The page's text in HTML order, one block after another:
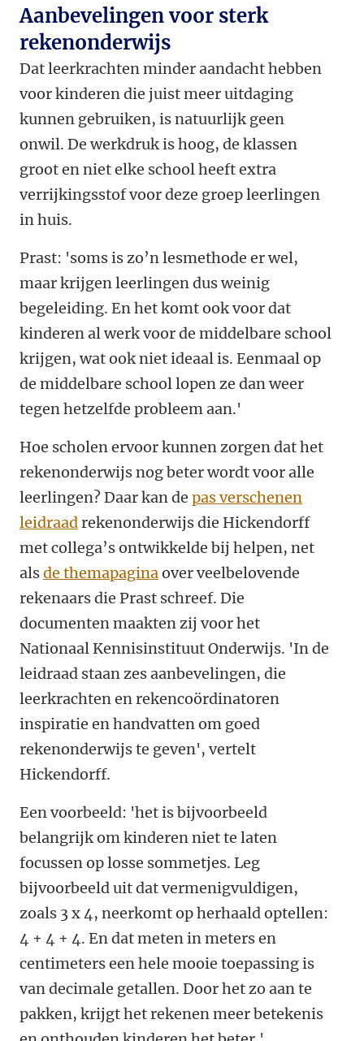
Aanbevelingen voor sterk
rekenonderwijs
Dat leerkrachten minder aandacht hebben
voor kinderen die juist meer uitdaging
kunnen gebruiken, is natuurlijk geen
onwil. De werkdruk is hoog, de klassen
groot en niet elke school heeft extra
verrijkingsstof voor deze groep leerlingen
in huis.
Prast: 'soms is zo’n lesmethode er wel,
maar krijgen leerlingen dus weinig
begeleiding. En het komt ook voor dat
kinderen al werk voor de middelbare school
krijgen, wat ook niet ideaal is. Eenmaal op
de middelbare school lopen ze dan weer
tegen hetzelfde probleem aan.'
Hoe scholen ervoor kunnen zorgen dat het
rekenonderwijs nog beter wordt voor alle
leerlingen? Daar kan de pas verschenen
leidraadrekenonderwijs die Hickendorff
met collega’s ontwikkelde bij helpen, net
alsde themapaginaover veelbelovende
rekenaars die Prast schreef. Die
documenten maakten zij voor het
Nationaal Kennisinstituut Onderwijs. 'In de
leidraad staan zes aanbevelingen, die
leerkrachten en rekencoördinatoren
inspiratie en handvatten om goed
rekenonderwijs te geven', vertelt
Hickendorff.
Een voorbeeld: 'het is bijvoorbeeld
belangrijk om kinderen niet te laten
focussen op losse sommetjes. Leg
bijvoorbeeld uit dat vermenigvuldigen,
zoals 3 x 4, neerkomt op herhaald optellen:
4 + 4 + 4. En dat meten in meters en
centimeters een hele mooie toepassing is
van decimale getallen. Door het zo aan te
pakken, krijgt het rekenen meer betekenis